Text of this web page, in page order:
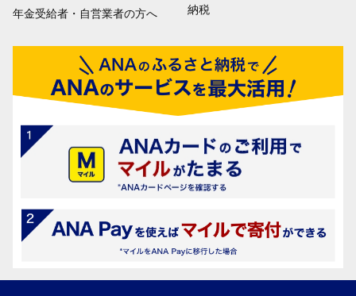
年金受給者・自営業者の方へ
納税